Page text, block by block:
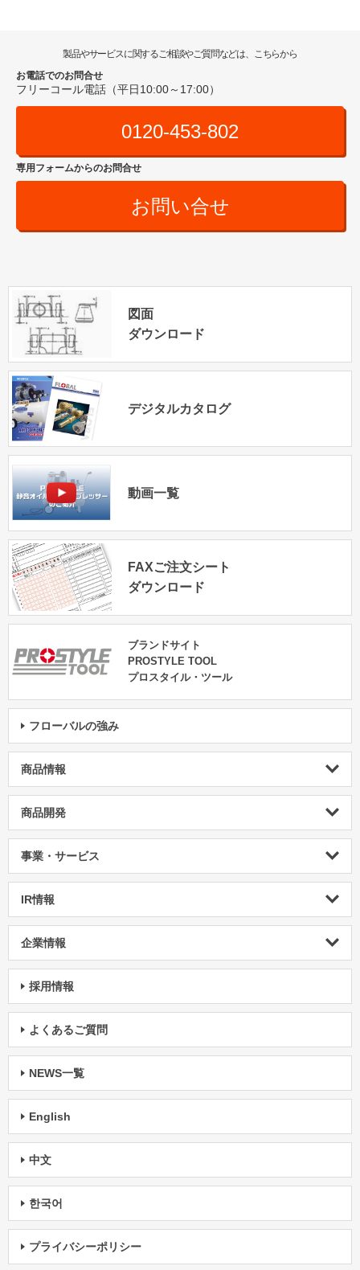
製品やサービスに関するご相談やご質問などは、こちらから
お電話でのお問合せ
フリーコール電話（平日10:00～17:00）
0120-453-802
専用フォームからのお問合せ
お問い合せ
図面
ダウンロード
デジタルカタログ
動画一覧
FAXご注文シート
ダウンロード
ブランドサイト
PROSTYLE TOOL
プロスタイル・ツール
フローバルの強み
商品情報
商品開発
事業・サービス
IR情報
企業情報
採用情報
よくあるご質問
NEWS一覧
English
中文
한국어
プライバシーポリシー